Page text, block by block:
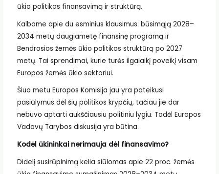
ūkio politikos finansavimą ir struktūrą.
Kalbame apie du esminius klausimus: būsimąją 2028–
2034 metų daugiametę finansinę programą ir
Bendrosios žemės ūkio politikos struktūrą po 2027
metų. Tai sprendimai, kurie turės ilgalaikį poveikį visam
Europos žemės ūkio sektoriui.
Šiuo metu Europos Komisija jau yra pateikusi
pasiūlymus dėl šių politikos krypčių, tačiau jie dar
nebuvo aptarti aukščiausiu politiniu lygiu. Todėl Europos
Vadovų Tarybos diskusija yra būtina.
Kodėl ūkininkai nerimauja dėl finansavimo?
Didelį susirūpinimą kelia siūlomas apie 22 proc. žemės